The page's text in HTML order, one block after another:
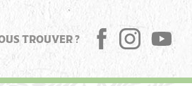
TROUVER ? FB INSTA YT